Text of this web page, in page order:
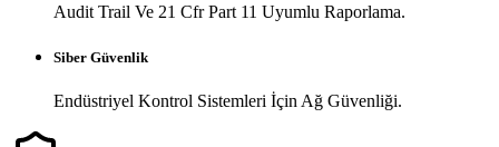
Audit Trail Ve 21 Cfr Part 11 Uyumlu Raporlama.
Siber Güvenlik
Endüstriyel Kontrol Sistemleri İçin Ağ Güvenliği.